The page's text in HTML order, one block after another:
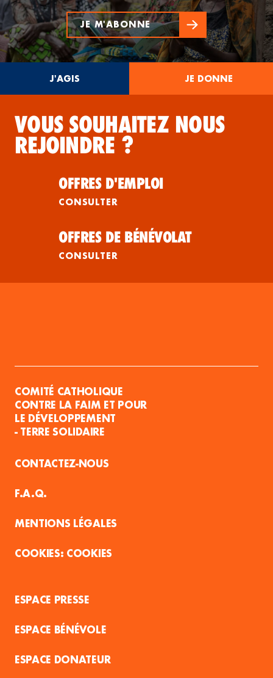
JE M'ABONNE
J'AGIS JE DONNE
VOUS SOUHAITEZ NOUS
REJOINDRE ?
OFFRES D'EMPLOI
CONSULTER
OFFRES DE BÉNÉVOLAT
CONSULTER
COMITÉ CATHOLIQUE
CONTRE LA FAIM ET POUR
LE DÉVELOPPEMENT
- TERRE SOLIDAIRE
CONTACTEZ-NOUS
F.A.Q.
MENTIONS LÉGALES
COOKIES
ESPACE PRESSE
ESPACE BÉNÉVOLE
ESPACE DONATEUR